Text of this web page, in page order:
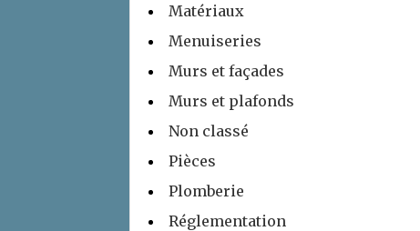
Matériaux
Menuiseries
Murs et façades
Murs et plafonds
Non classé
Pièces
Plomberie
Réglementation